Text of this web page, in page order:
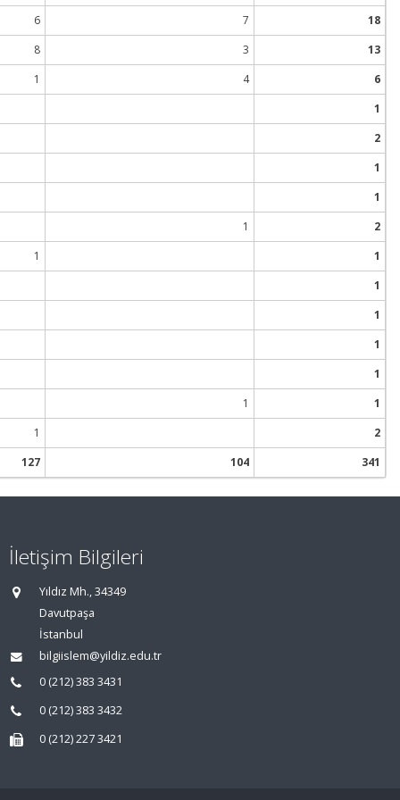
6 7 18
8 3 13
1 4 6
1
2
1
1
1 2
1 1
1
1
1
1
1 1
1 2
127 104 341
İletişim Bilgileri
Yıldız Mh., 34349
Davutpaşa
İstanbul
bilgiislem@yildiz.edu.tr
0 (212) 383 3431
0 (212) 383 3432
0 (212) 227 3421